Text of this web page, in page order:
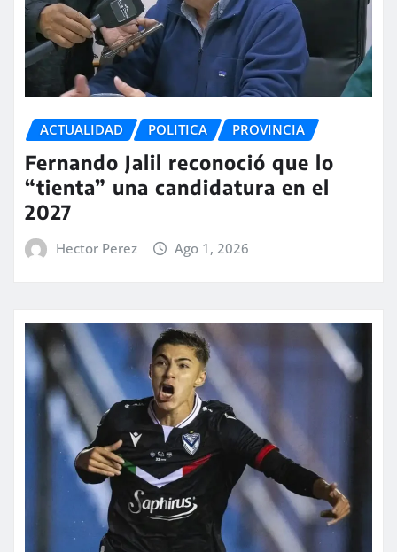
ACTUALIDAD POLITICA PROVINCIA
Fernando Jalil reconoció que lo
“tienta” una candidatura en el
2027
Hector Perez Ago 1, 2026